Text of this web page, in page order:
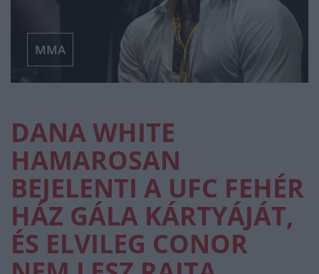
MMA
DANA WHITE
HAMAROSAN
BEJELENTI A UFC FEHÉR
HÁZ GÁLA KÁRTYÁJÁT,
ÉS ELVILEG CONOR